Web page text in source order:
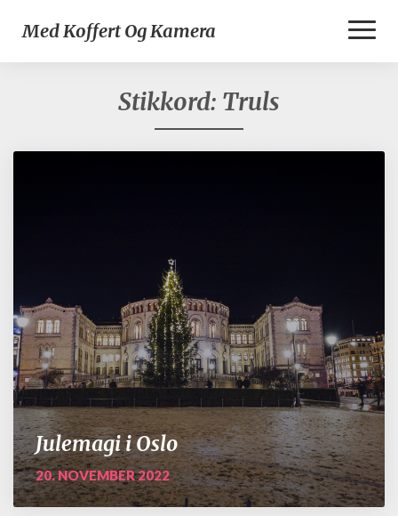
Med Koffert Og Kamera
Stikkord: Truls
Julemagi i Oslo
20. NOVEMBER 2022